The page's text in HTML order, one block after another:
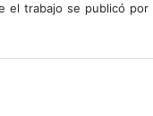
el trabajo se publicó por